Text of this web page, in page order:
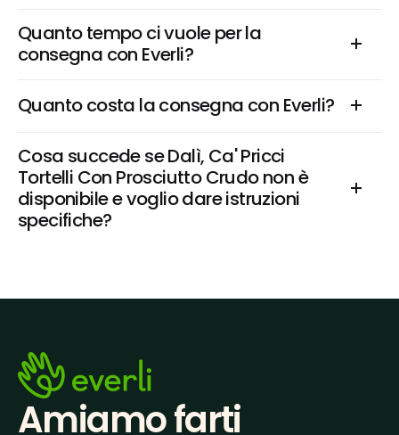
Quanto tempo ci vuole per la
consegna con Everli?
Quanto costa la consegna con Everli?
Cosa succede se Dalì, Ca' Pricci
Tortelli Con Prosciutto Crudo non è
disponibile e voglio dare istruzioni
specifiche?
Amiamo farti